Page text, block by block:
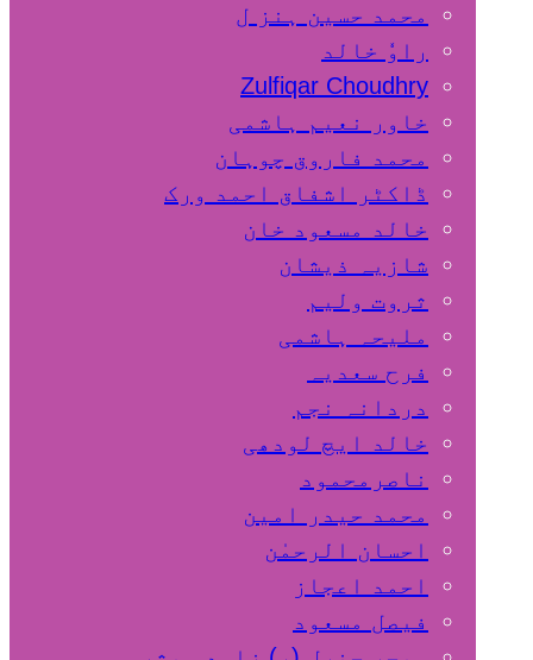
محمد حسین ہنز ل
راوٗ خالد
Zulfiqar Choudhry
خاور نعیم ہاشمی
محمد فاروق چوہان
ڈاکٹر اشفاق احمد ورک
خالد مسعود خان
شازیہ ذیشان
ثروت ولیم
ملیحہ ہاشمی
فرح سعدیہ
دردانہ نجم
خالد ایچ لودھی
ناصرمحمود
محمد حیدر امین
احسان الرحمٰن
احمد اعجاز
فیصل مسعود